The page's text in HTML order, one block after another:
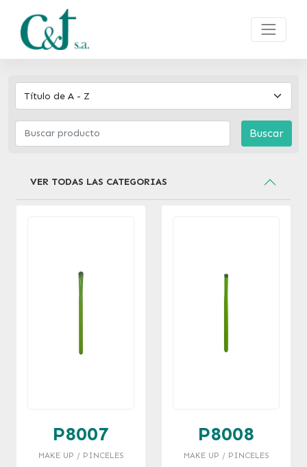
Buscar
VER TODAS LAS CATEGORIAS
P8007
MAKE UP / PINCELES
P8008
MAKE UP / PINCELES